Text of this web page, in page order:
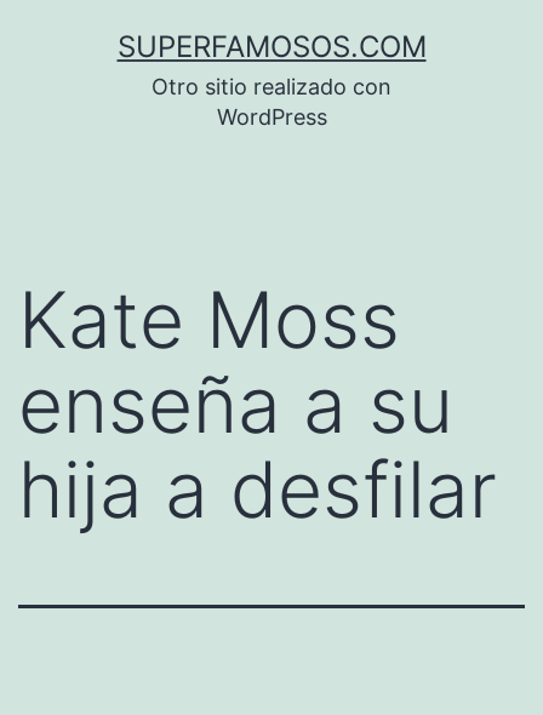
SUPERFAMOSOS.COM
Otro sitio realizado con
WordPress
Kate Moss
enseña a su
hija a desfilar